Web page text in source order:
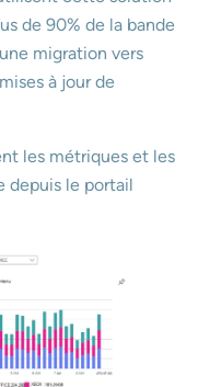
de 90% de la bande
migration vers
à jour de
les métriques et les
depuis le portail